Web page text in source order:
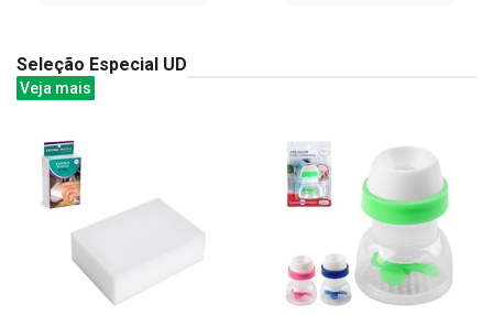
Seleção Especial UD
Veja mais